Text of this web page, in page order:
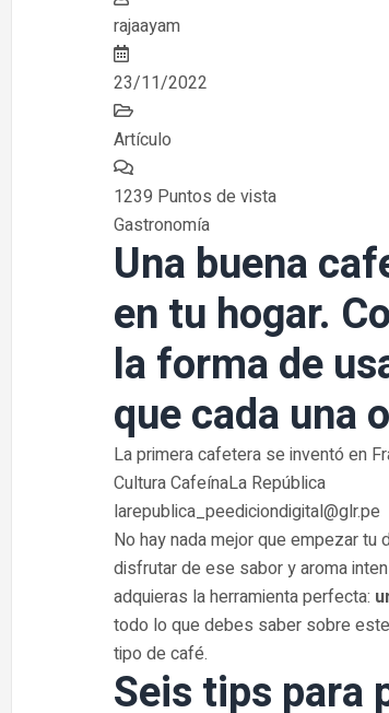
rajaayam
23/11/2022
Artículo
1239 Puntos de vista
Gastronomía
Una buena
en tu hogar.
la forma de
que cada una
La primera cafetera se inventó en
Cultura CafeínaLa República
larepublica_peediciondigital@glr.pe
No hay nada mejor que empezar tu
disfrutar de ese sabor y aroma
adquieras la herramienta perfecta:
todo lo que debes saber sobre
tipo de café.
Seis tips para